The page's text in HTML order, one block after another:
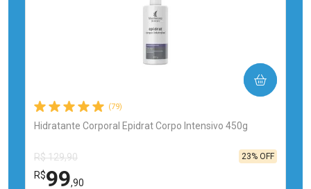
(79)
Hidratante Corporal Epidrat Corpo Intensivo 450g
R$ 129,90
R$99,90
23% OFF
COMPRAR